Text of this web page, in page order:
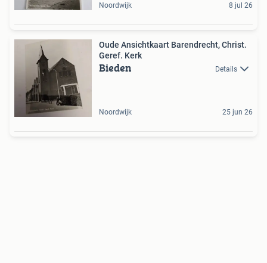
Noordwijk 8 jul 26
Oude Ansichtkaart Barendrecht, Christ.
Geref. Kerk
Bieden Details
Noordwijk 25 jun 26